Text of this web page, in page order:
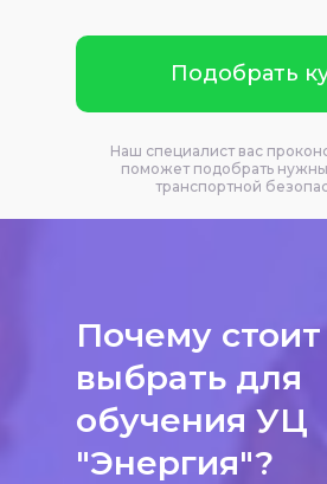
Наш специалист вас
поможет подобрать
транспортной
Подобрать
Почему стоит
выбрать для
обучения УЦ
"Энергия"?